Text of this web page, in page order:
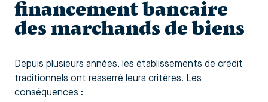
financement bancaire
des marchands de biens
Depuis plusieurs années, les établissements de crédit
traditionnels ont resserré leurs critères. Les
conséquences :